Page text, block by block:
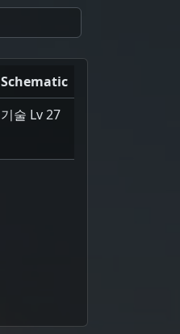
Schematic
기술 Lv 27